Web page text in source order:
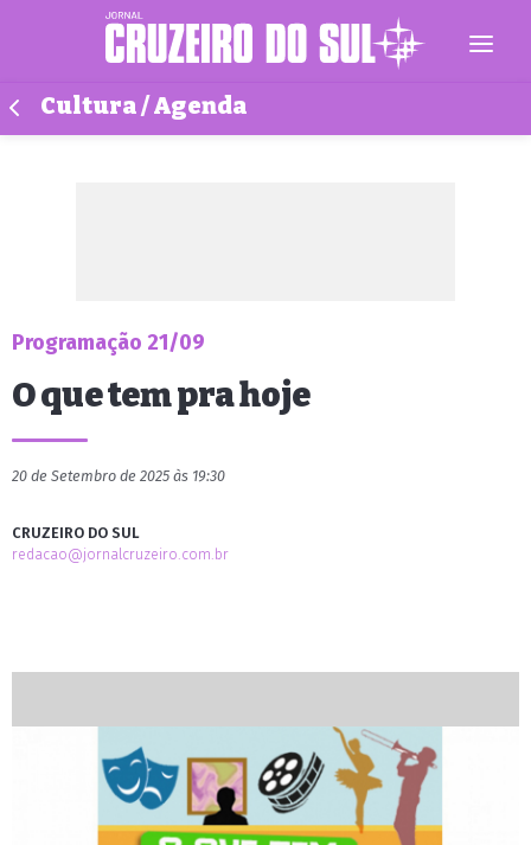
Cultura / Agenda
Programação 21/09
O que tem pra hoje
20 de Setembro de 2025 às 19:30
CRUZEIRO DO SUL
redacao@jornalcruzeiro.com.br